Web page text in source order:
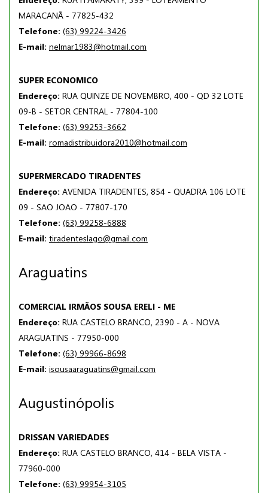
MARACANÃ - 77825-432
Telefone: (63) 99224-3426
E-mail: nelmar1983@hotmail.com
SUPER ECONOMICO
Endereço: RUA QUINZE DE NOVEMBRO, 400 - QD 32 LOTE
09-B - SETOR CENTRAL - 77804-100
Telefone: (63) 99253-3662
E-mail: romadistribuidora2010@hotmail.com
SUPERMERCADO TIRADENTES
Endereço: AVENIDA TIRADENTES, 854 - QUADRA 106 LOTE
09 - SAO JOAO - 77807-170
Telefone: (63) 99258-6888
E-mail: tiradenteslago@gmail.com
Araguatins
COMERCIAL IRMÃOS SOUSA ERELI - ME
Endereço: RUA CASTELO BRANCO, 2390 - A - NOVA
ARAGUATINS - 77950-000
Telefone: (63) 99966-8698
E-mail: isousaaraguatins@gmail.com
Augustinópolis
DRISSAN VARIEDADES
Endereço: RUA CASTELO BRANCO, 414 - BELA VISTA -
77960-000
Telefone: (63) 99954-3105